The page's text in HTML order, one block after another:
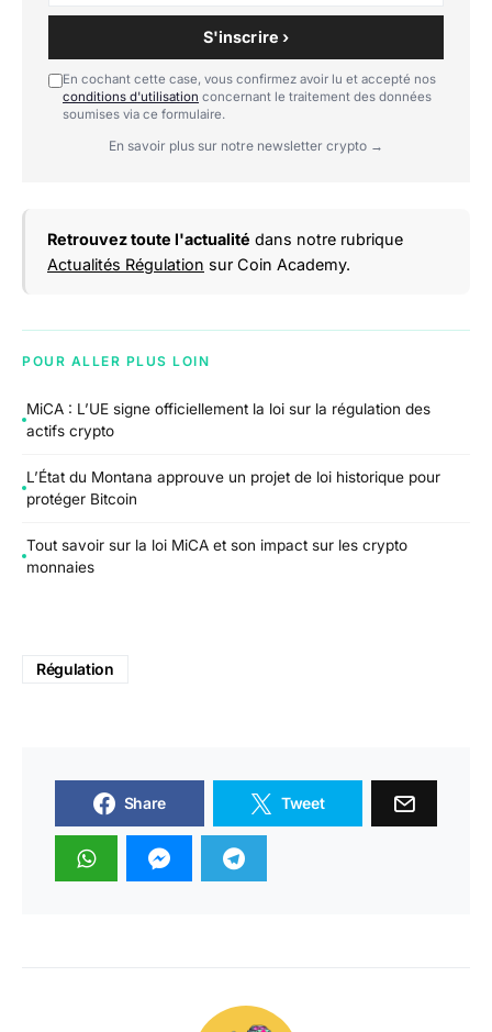
S'inscrire ›
En cochant cette case, vous confirmez avoir lu et accepté nos
conditions d'utilisation concernant le traitement des données
soumises via ce formulaire.
En savoir plus sur notre newsletter crypto →
Retrouvez toute l'actualité dans notre rubrique
Actualités Régulation sur Coin Academy.
POUR ALLER PLUS LOIN
MiCA : L’UE signe officiellement la loi sur la régulation des
actifs crypto
L’État du Montana approuve un projet de loi historique pour
protéger Bitcoin
Tout savoir sur la loi MiCA et son impact sur les crypto
monnaies
Régulation
Share Tweet